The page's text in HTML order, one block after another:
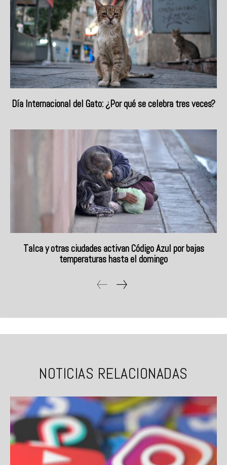
Día Internacional del Gato: ¿Por qué se celebra tres veces?
Talca y otras ciudades activan Código Azul por bajas
temperaturas hasta el domingo
NOTICIAS RELACIONADAS